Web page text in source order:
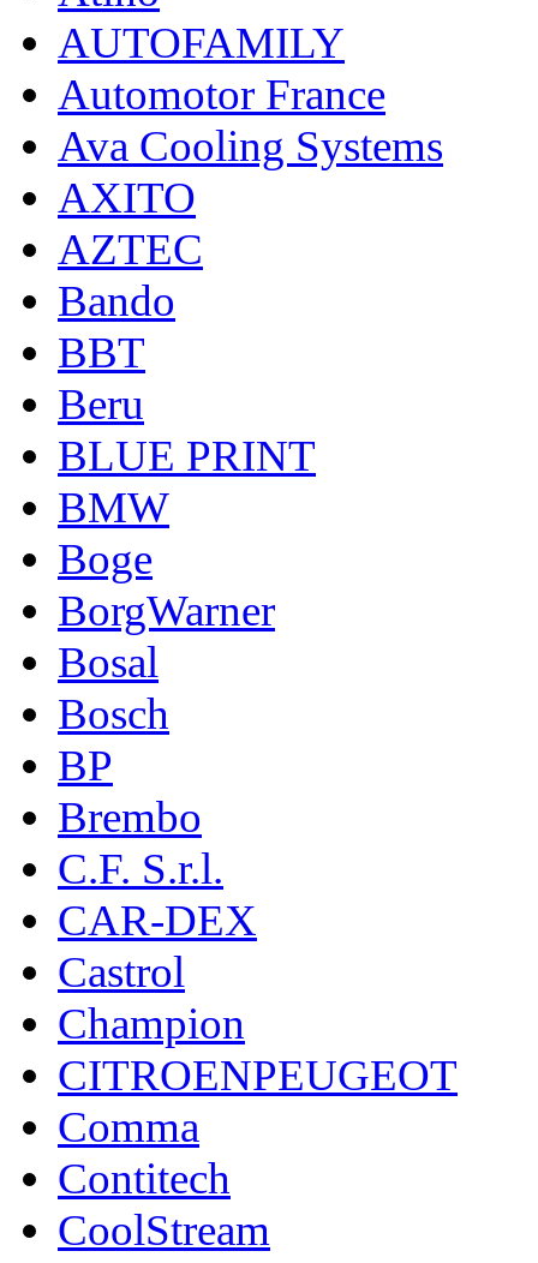
AUTOFAMILY
Automotor France
Ava Cooling Systems
AXITO
AZTEC
Bando
BBT
Beru
BLUE PRINT
BMW
Boge
BorgWarner
Bosal
Bosch
BP
Brembo
C.F. S.r.l.
CAR-DEX
Castrol
Champion
CITROENPEUGEOT
Comma
Contitech
CoolStream